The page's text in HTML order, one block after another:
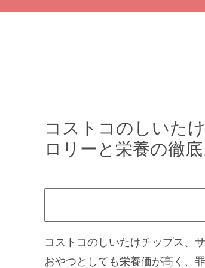
コストコのしいた
ロリーと栄養の徹底
コストコのしいたけチップス、
おやつとしても栄養価が高く、